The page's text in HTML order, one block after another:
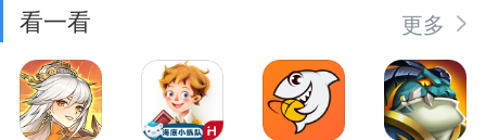
看一看 更多